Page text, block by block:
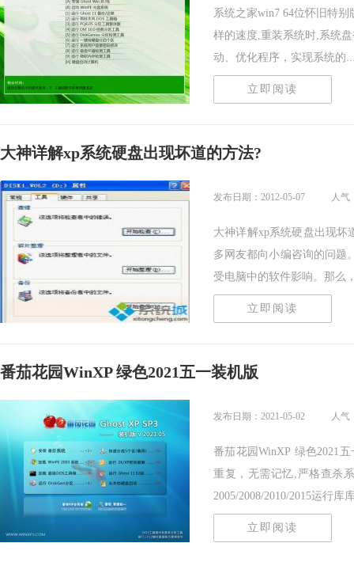
系统之家win7 64位怀旧特别
样的速度,重装系统时,系统
动、优化程序，实现系统的
立即阅读
大神详解xp系统硬盘出现坏道的方法?
发布日期：2012-05-07 人气
大神详解xp系统硬盘出现坏
多网友都向小编咨询的问题
受电脑中的软件影响。那么
立即阅读
番茄花园WinXP 绿色2021五一装机版
发布日期：2021-05-02 人气
番茄花园WinXP 绿色2021
重复，无需记忆,严格查杀
2005/2008/2010/2015运行库
立即阅读